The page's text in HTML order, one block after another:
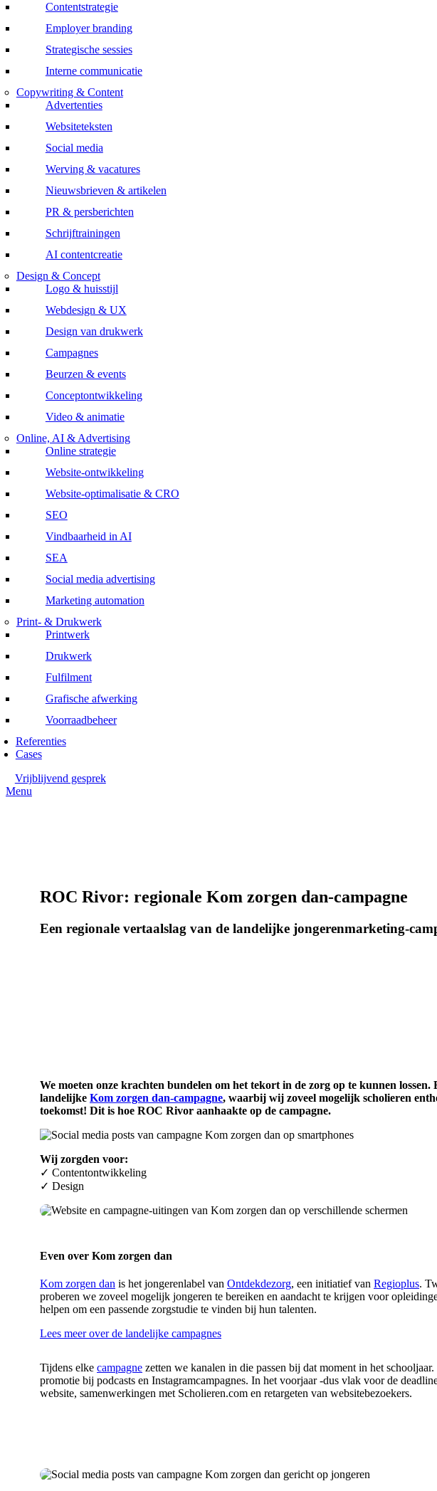
Contentstrategie
Employer branding
Strategische sessies
Interne communicatie
Copywriting & Content
Advertenties
Websiteteksten
Social media
Werving & vacatures
Nieuwsbrieven & artikelen
PR & persberichten
Schrijftrainingen
AI contentcreatie
Design & Concept
Logo & huisstijl
Webdesign & UX
Design van drukwerk
Campagnes
Beurzen & events
Conceptontwikkeling
Video & animatie
Online, AI & Advertising
Online strategie
Website-ontwikkeling
Website-optimalisatie & CRO
SEO
Vindbaarheid in AI
SEA
Social media advertising
Marketing automation
Print- & Drukwerk
Printwerk
Drukwerk
Fulfilment
Grafische afwerking
Voorraadbeheer
Referenties
Cases
Vrijblijvend gesprek
Menu
ROC Rivor: regionale Kom zorgen dan-campagne
Een regionale vertaalslag van de landelijke jongerenmarketing-
We moeten onze krachten bundelen om het tekort in de zorg op te kunnen
landelijke Kom zorgen dan-campagne, waarbij wij zoveel mogelijk scholieren
toekomst! Dit is hoe ROC Rivor aanhaakte op de campagne.
Wij zorgden voor:
✓ Contentontwikkeling
✓ Design
Even over Kom zorgen dan
Kom zorgen dan is het jongerenlabel van Ontdekdezorg, een initiatief van Regioplus.
proberen we zoveel mogelijk jongeren te bereiken en aandacht te krijgen voor
helpen om een passende zorgstudie te vinden bij hun talenten.
Lees meer over de landelijke campagnes
Tijdens elke campagne zetten we kanalen in die passen bij dat moment in het
promotie bij podcasts en Instagramcampagnes. In het voorjaar -dus vlak voor de
website, samenwerkingen met Scholieren.com en retargeten van websitebezoekers.